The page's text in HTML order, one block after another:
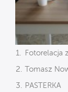
Fotorelacja
Tomasz
PASTERKA